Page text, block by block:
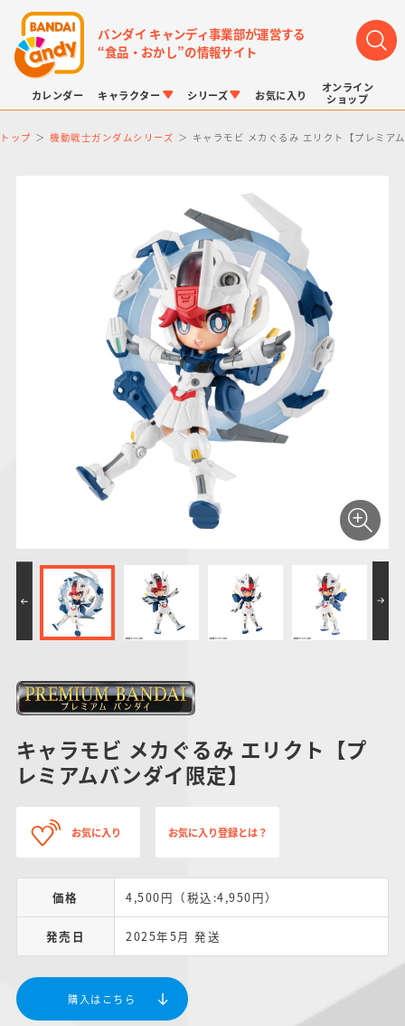
バンダイ キャンディ事業部が運営する
“食品・おかし”の情報サイト
カレンダー キャラクター
仮面ライダーシリー
PROJECT R.E.D.・
スーパー戦隊シリー
ズ
プリキュアシリーズ
ガンダムシリーズ
ポケットモンスター
ドラゴンボール
アンパンマン
サンリオキャラクタ
ーズ
シリーズ
つりグミ
チョコサプ
にふぉるめーしょん
＆スクエアシール
SMPシリーズ
ポケモンキッズ
ポケモンスケールワ
キャラデコ
お気に入り
オンライン
ショップ
トップ 機動戦士ガンダムシリーズ キャラモビ メカぐるみ エリクト【プレミア
キャラモビ メカぐるみ エリクト【プ
レミアムバンダイ限定】
お気に入り お気に入り登録とは？
価格 4,500円（税込:4,950円）
発売日 2025年5月 発送
購入はこちら